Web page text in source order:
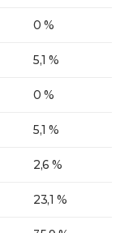
0 %
5,1 %
0 %
5,1 %
2,6 %
23,1 %